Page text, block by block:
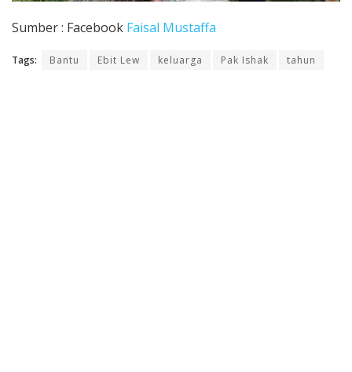
Sumber : Facebook Faisal Mustaffa
Tags: Bantu Ebit Lew keluarga Pak Ishak tahun